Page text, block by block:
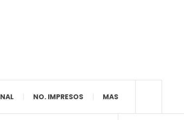
NO. IMPRESOS MAS